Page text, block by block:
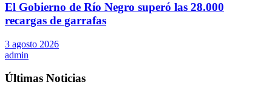
El Gobierno de Río Negro superó las 28.000
recargas de garrafas
3 agosto 2026
admin
Últimas Noticias